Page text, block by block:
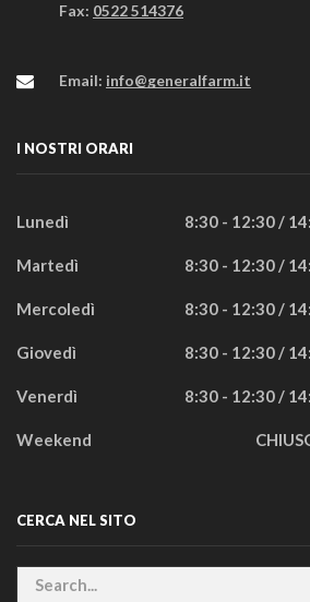
Fax: 0522 514376
Email: info@generalfarm.it
I NOSTRI ORARI
Lunedì 8:30 - 12:30 /
Martedì 8:30 - 12:30 /
Mercoledì 8:30 - 12:30 /
Giovedì 8:30 - 12:30 /
Venerdì 8:30 - 12:30 /
Weekend
CERCA NEL SITO